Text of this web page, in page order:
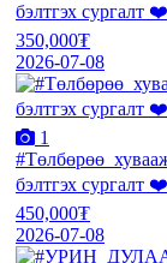
бэлтгэх сургалт
350,000₮
2026-07-08
1
бэлтгэх сургалт
450,000₮
2026-07-08